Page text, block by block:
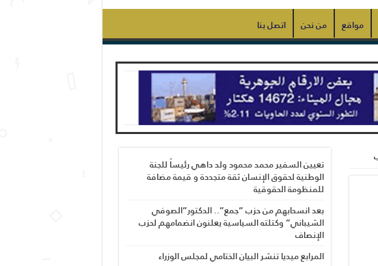
مواقع من نحن اتصل بنا
تعيين السفير محمد محمود ولد داهي رئيساً للجنة
الوطنية لحقوق الإنسان ثقة متجددة و قيمة مضافة
للمنظومة الحقوقية
بعد انسحابهم من حزب “جمع”.. الدكتور”الصوفي
الشيباني” وكتلته السياسية يعلنون انضمامهم لحزب
الإنصاف
المرابع ميديا تنشر البيان الختامي لمجلس الوزراء